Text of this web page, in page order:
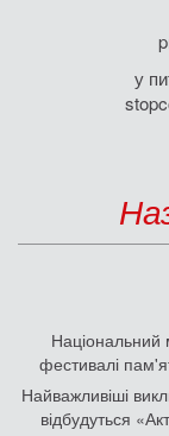
у
Національний
фестивалі
Найважливіші
відбудуться